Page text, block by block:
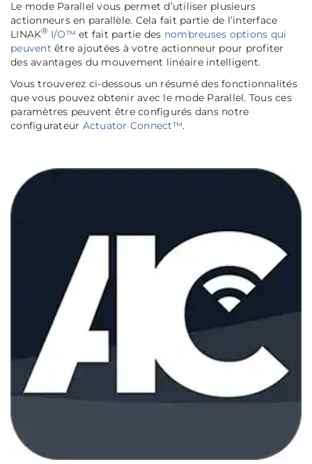
Le mode Parallelvous permet d’utiliser plusieurs
actionneurs en parallèle. Cela fait partie de l’interface
LINAK® I/O™ et fait partie des nombreuses options qui
peuvent être ajoutées à votre actionneur pour profiter
des avantages du mouvement linéaire intelligent.
Vous trouverez ci-dessous un résumé des fonctionnalités
que vous pouvez obtenir avec le mode Parallel. Tous ces
paramètres peuvent être configurés dans notre
configurateur Actuator Connect™.